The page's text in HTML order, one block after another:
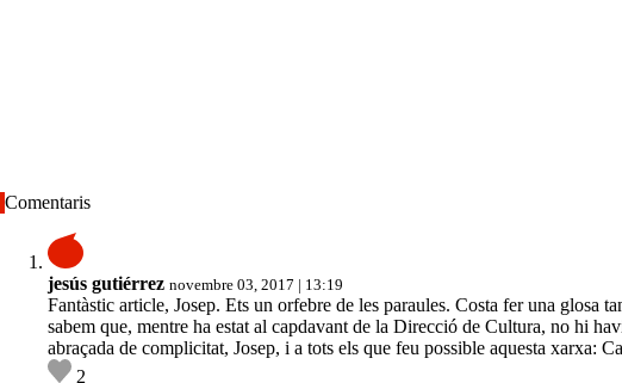
Comentaris
jesús gutiérrez novembre 03, 2017 | 13:19
Fantàstic article, Josep. Ets un orfebre de les paraules. Costa fer una glosa
sabem que, mentre ha estat al capdavant de la Direcció de Cultura, no hi
abraçada de complicitat, Josep, i a tots els que feu possible aquesta xarxa:
2